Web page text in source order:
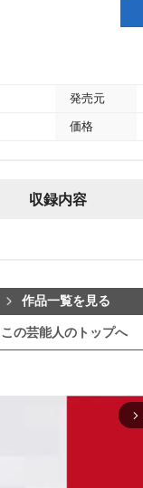
発売元
価格
収録内容
作品一覧を見る
この芸能人のトップへ
arrow_forward_ios